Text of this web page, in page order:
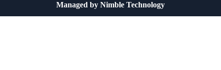
Managed by Nimble Technology